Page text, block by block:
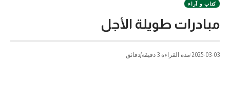
كتاب و آراء
مبادرات طويلة الأجل
2025-03-03 مدة القراءة 3 دقيقة/دقائق